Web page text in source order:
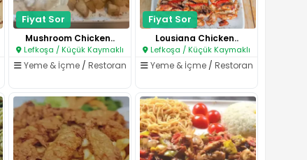
Fiyat Sor
Mushroom Chicken..
Lefkoşa / Küçük Kaymaklı
Yeme & İçme/ Restoran
Fiyat Sor
Lousiana Chicken..
Lefkoşa / Küçük Kaymaklı
Yeme & İçme/ Restoran